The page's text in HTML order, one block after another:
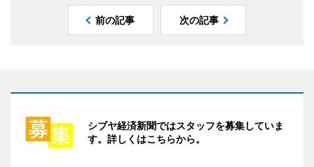
前の記事 次の記事
シブヤ経済新聞ではスタッフを募集していま
す。詳しくはこちらから。